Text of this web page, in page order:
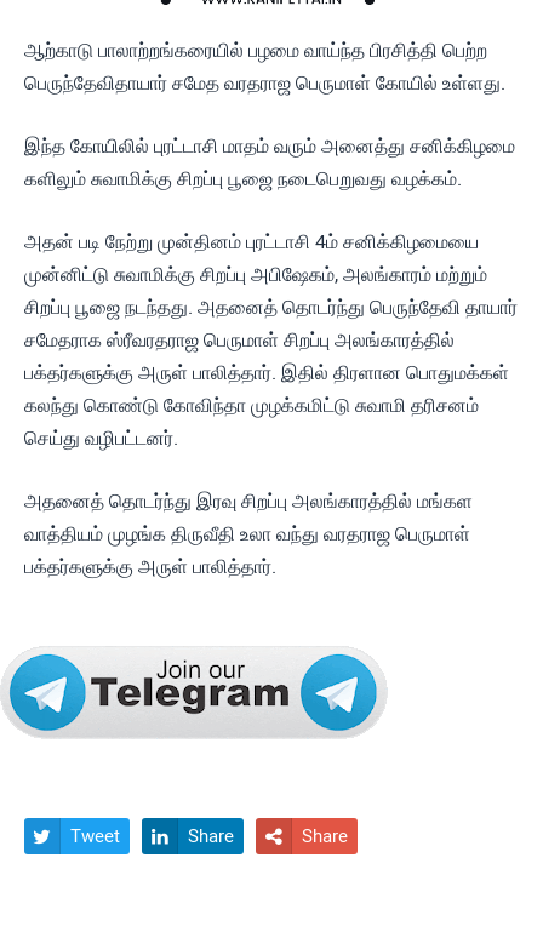
ஆற்காடு பாலாற்றங்கரையில் பழமை வாய்ந்த பிரசித்தி பெற்ற
பெருந்தேவிதாயார் சமேத வரதராஜ பெருமாள் கோயில் உள்ளது.
இந்த கோயிலில் புரட்டாசி மாதம் வரும் அனைத்து சனிக்கிழமை
களிலும் சுவாமிக்கு சிறப்பு பூஜை நடைபெறுவது வழக்கம்.
அதன் படி நேற்று முன்தினம் புரட்டாசி 4ம் சனிக்கிழமையை
முன்னிட்டு சுவாமிக்கு சிறப்பு அபிஷேகம், அலங்காரம் மற்றும்
சிறப்பு பூஜை நடந்தது. அதனைத் தொடர்ந்து பெருந்தேவி தாயார்
சமேதராக ஸ்ரீவரதராஜ பெருமாள் சிறப்பு அலங்காரத்தில்
பக்தர்களுக்கு அருள் பாலித்தார். இதில் திரளான பொதுமக்கள்
கலந்து கொண்டு கோவிந்தா முழக்கமிட்டு சுவாமி தரிசனம்
செய்து வழிபட்டனர்.
அதனைத் தொடர்ந்து இரவு சிறப்பு அலங்காரத்தில் மங்கள
வாத்தியம் முழங்க திருவீதி உலா வந்து வரதராஜ பெருமாள்
பக்தர்களுக்கு அருள் பாலித்தார்.
 Tweet  Share  Share